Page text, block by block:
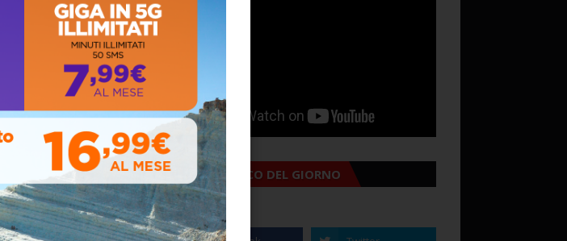
October 12, 2018
ALMANACCO DEL GIORNO